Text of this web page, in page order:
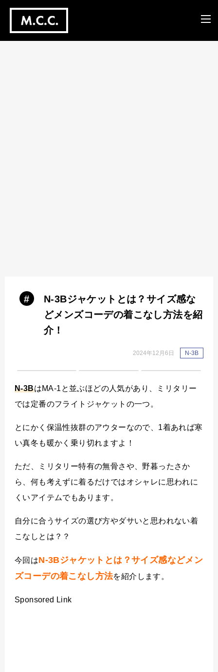
#
N-3Bジャケットとは？サイズ感な
どメンズコーデの着こなし方法を紹
介！
2024年12月6日 N-3B
N-3BはMA-1と並ぶほどの人気があり、ミリタリー
では定番のフライトジャケットの一つ。
とにかく保温性抜群のアウターなので、1着あれば寒
い真冬も暖かく乗り切れますよ！
ただ、ミリタリー特有の無骨さや、野暮ったさか
ら、何も考えずに着るだけではオシャレに思われに
くいアイテムでもあります。
自分に合うサイズの選び方やダサいと思われない着
こなしとは？？
今回はN-3Bジャケットとは？サイズ感などメン
ズコーデの着こなし方法を紹介 します。
Sponsored Link